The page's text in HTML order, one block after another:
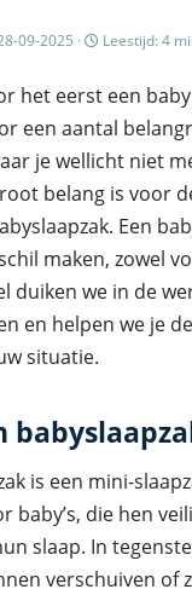
09-2025 · Leestijd: 4
het eerst een
een aantal
je wellicht niet
belang is voor
Een
maken, zowel
duiken we in de
en helpen we je
situatie.
is een mini-
baby’s, die hen
slaap. In
verschuiven of